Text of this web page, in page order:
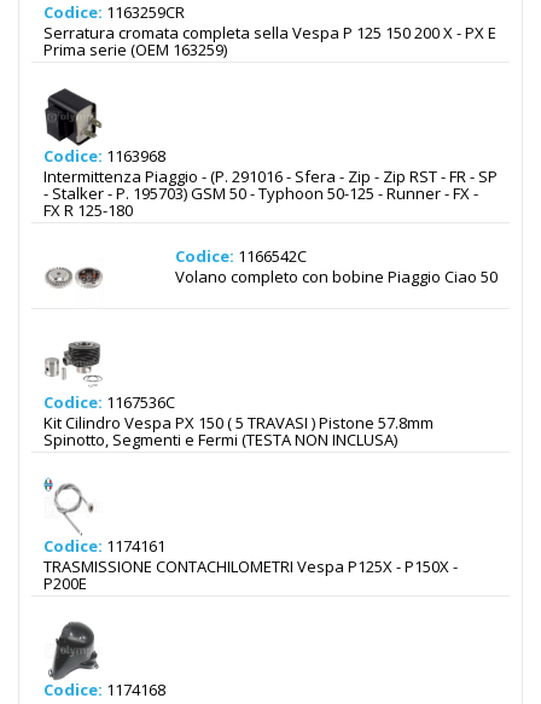
Codice: 1163259CR
Serratura cromata completa sella Vespa P 125 150 200 X - PX E
Prima serie (OEM 163259)
Codice: 1163968
Intermittenza Piaggio - (P. 291016 - Sfera - Zip - Zip RST - FR - SP
- Stalker - P. 195703) GSM 50 - Typhoon 50-125 - Runner - FX -
FX R 125-180
Codice: 1166542C
Volano completo con bobine Piaggio Ciao 50
Codice: 1167536C
Kit Cilindro Vespa PX 150 ( 5 TRAVASI ) Pistone 57.8mm
Spinotto, Segmenti e Fermi (TESTA NON INCLUSA)
Codice: 1174161
TRASMISSIONE CONTACHILOMETRI Vespa P125X - P150X -
P200E
Codice: 1174168